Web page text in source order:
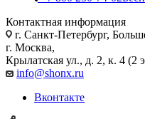
Контактная информация
г. Санкт-Петербург,
г. Москва,
Крылатская ул., д. 2, к. 4 (2
info@shonx.ru
Вконтакте